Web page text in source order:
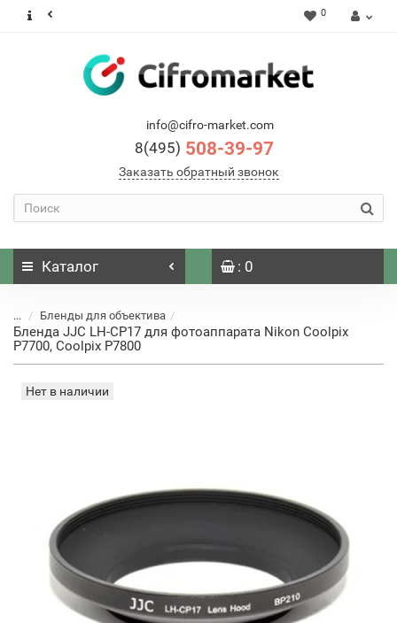
0
info@cifro-market.com
8(495) 508-39-97
Заказать обратный звонок
Каталог : 0
... Бленды для объектива
Бленда JJC LH-CP17 для фотоаппарата Nikon Coolpix
P7700, Coolpix P7800
Нет в наличии